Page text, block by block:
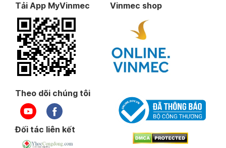
Ngày 01-07-2025
Ngày 01-07-2025
Ngày 01-07-2025
BS, DD nhiệt tình
Tải App MyVinmec Vinmec shop
Theo dõi chúng tôi
Đối tác liên kết